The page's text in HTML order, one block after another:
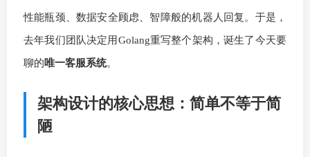
性能瓶颈、数据安全顾虑、智障般的机器人回复。于是，
去年我们团队决定用Golang重写整个架构，诞生了今天要
聊的唯一客服系统。
架构设计的核心思想：简单不等于简
陋